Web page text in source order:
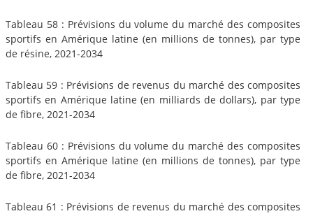
Tableau 58 : Prévisions du volume du marché des composites
sportifs en Amérique latine (en millions de tonnes), par type
de résine, 2021-2034
Tableau 59 : Prévisions de revenus du marché des composites
sportifs en Amérique latine (en milliards de dollars), par type
de fibre, 2021-2034
Tableau 60 : Prévisions du volume du marché des composites
sportifs en Amérique latine (en millions de tonnes), par type
de fibre, 2021-2034
Tableau 61 : Prévisions de revenus du marché des composites